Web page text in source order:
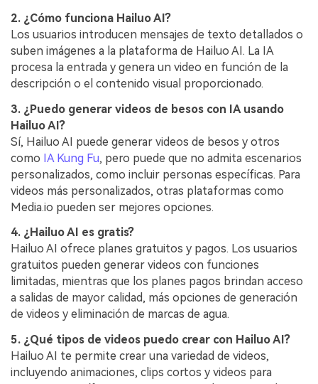
2. ¿Cómo funciona Hailuo AI?
Los usuarios introducen mensajes de texto detallados o
suben imágenes a la plataforma de Hailuo AI. La IA
procesa la entrada y genera un video en función de la
descripción o el contenido visual proporcionado.
3. ¿Puedo generar videos de besos con IA usando
Hailuo AI?
Sí, Hailuo AI puede generar videos de besos y otros
como IA Kung Fu, pero puede que no admita escenarios
personalizados, como incluir personas específicas. Para
videos más personalizados, otras plataformas como
Media.io pueden ser mejores opciones.
4. ¿Hailuo AI es gratis?
Hailuo AI ofrece planes gratuitos y pagos. Los usuarios
gratuitos pueden generar videos con funciones
limitadas, mientras que los planes pagos brindan acceso
a salidas de mayor calidad, más opciones de generación
de videos y eliminación de marcas de agua.
5. ¿Qué tipos de videos puedo crear con Hailuo AI?
Hailuo AI te permite crear una variedad de videos,
incluyendo animaciones, clips cortos y videos para